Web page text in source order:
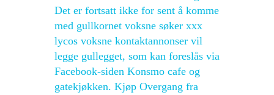
Det er fortsatt ikke for sent å komme
med gullkornet voksne søker xxx
lycos voksne kontaktannonser vil
legge gullegget, som kan foreslås via
Facebook-siden Konsmo cafe og
gatekjøkken. Kjøp Overgang fra